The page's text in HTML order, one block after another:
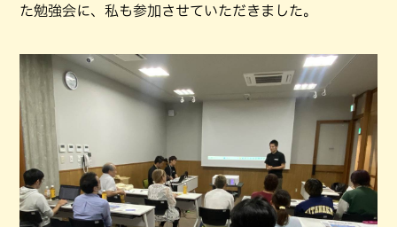
た勉強会に、私も参加させていただきました。